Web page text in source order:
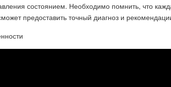
состоянием. Необходимо помнить, что
предоставить точный диагноз и